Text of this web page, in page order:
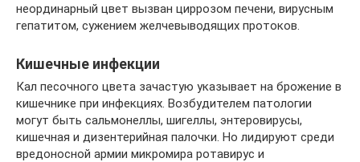
неординарный цвет вызван циррозом печени, вирусным
гепатитом, сужением желчевыводящих протоков.
Кишечные инфекции
Кал песочного цвета зачастую указывает на брожение в
кишечнике при инфекциях. Возбудителем патологии
могут быть сальмонеллы, шигеллы, энтеровирусы,
кишечная и дизентерийная палочки. Но лидируют среди
вредоносной армии микромира ротавирус и